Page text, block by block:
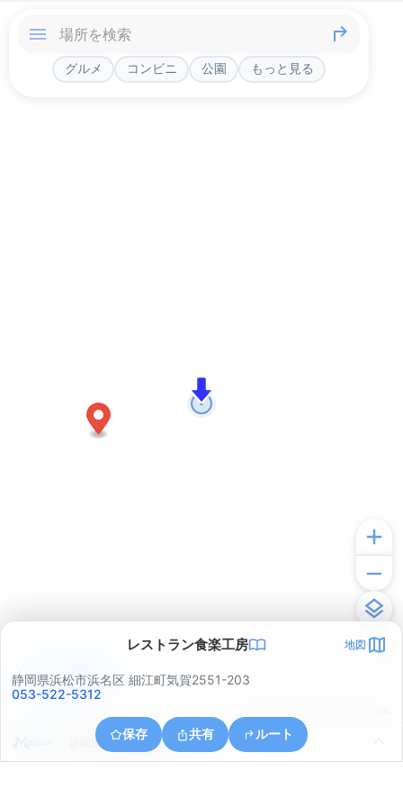
グルメ コンビニ 公園 もっと見る
レストラン食楽工房 地図
静岡県浜松市浜名区 細江町気賀2551-203
053-522-5312
保存 共有 ルート
静岡県浜松市中央区三幸町
アプリで見る